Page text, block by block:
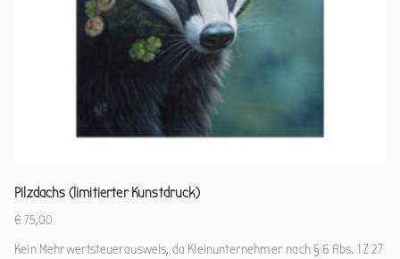
Pilzdachs (limitierter Kunstdruck)
€ 75,00
Kein Mehrwertsteuerausweis, da Kleinunternehmer nach § 6 Abs. 1 Z 27